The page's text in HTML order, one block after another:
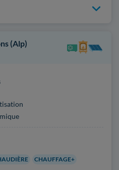
(Alp)
CHAUFFAGE+